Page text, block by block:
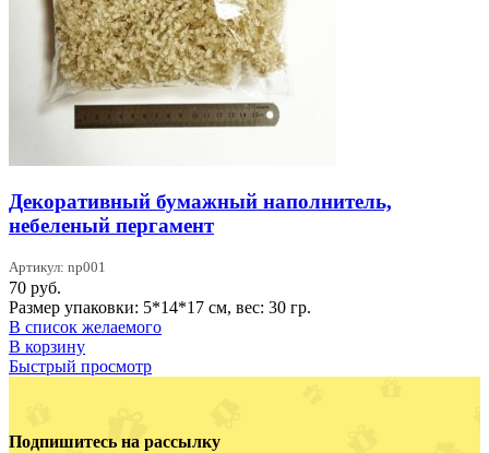
Декоративный бумажный наполнитель,
небеленый пергамент
Артикул: np001
70 руб.
Размер упаковки: 5*14*17 см, вес: 30 гр.
В список желаемого
В корзину
Быстрый просмотр
Подпишитесь на рассылку